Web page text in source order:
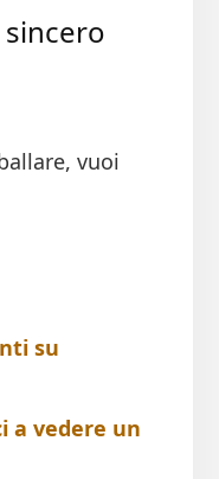
vuoi
su
a vedere un